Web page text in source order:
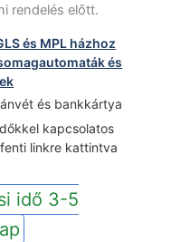
rendelés előtt.
és MPL házhoz
és
és bankkártya
kapcsolatos
linkre kattintva
idő 3-5